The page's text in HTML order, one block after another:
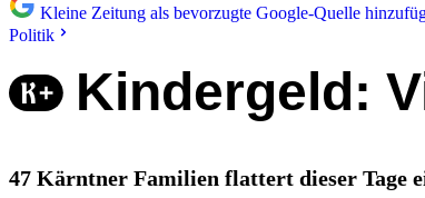
Kleine Zeitung als bevorzugte Google-Quelle
Politik
Kindergeld:
47 Kärntner Familien flattert dieser Tage